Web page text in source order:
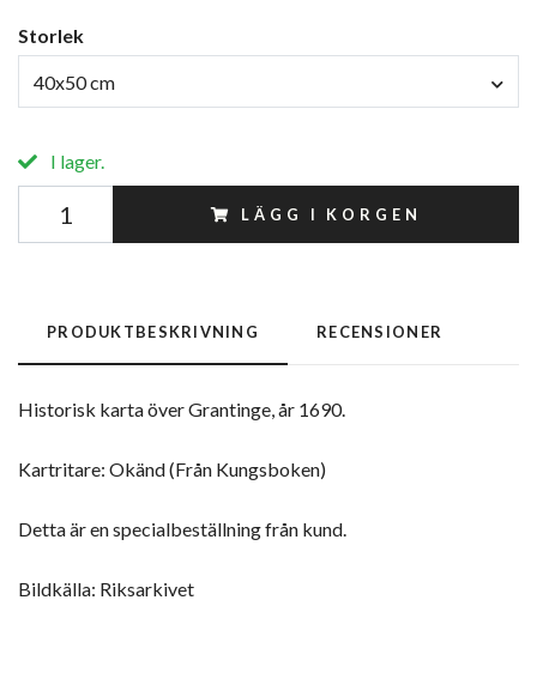
Storlek
40x50 cm
I lager.
LÄGG I KORGEN
PRODUKTBESKRIVNING RECENSIONER
Historisk karta över Grantinge, år 1690.
Kartritare: Okänd (Från Kungsboken)
Detta är en specialbeställning från kund.
Bildkälla: Riksarkivet